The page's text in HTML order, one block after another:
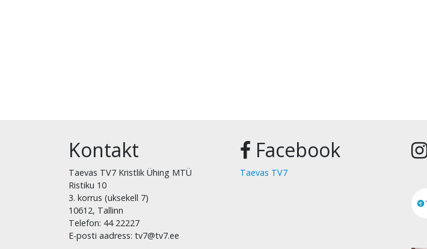
Kontakt
Taevas TV7 Kristlik Ühing MTÜ
Ristiku 10
3. korrus (uksekell 7)
10612, Tallinn
Telefon: 44 22227
E-posti aadress: tv7@tv7.ee
Facebook
Taevas TV7